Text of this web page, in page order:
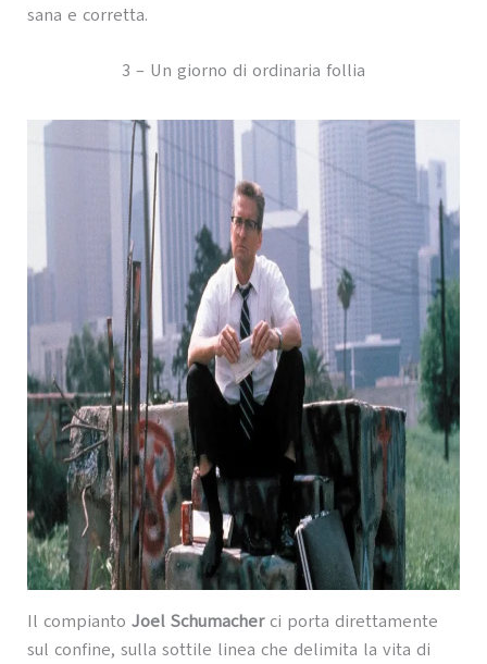
sana e corretta.
3 – Un giorno di ordinaria follia
Il compianto Joel Schumacherci porta direttamente
sul confine, sulla sottile linea che delimita la vita di